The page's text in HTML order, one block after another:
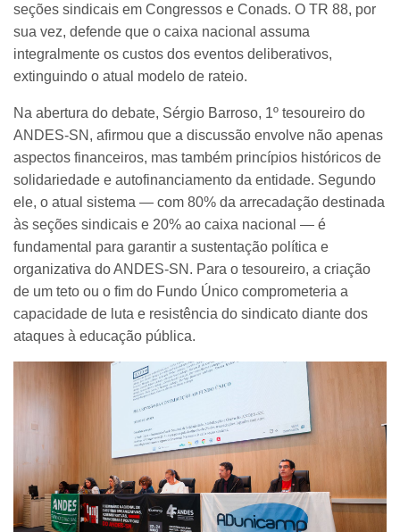
seções sindicais em Congressos e Conads. O TR 88, por
sua vez, defende que o caixa nacional assuma
integralmente os custos dos eventos deliberativos,
extinguindo o atual modelo de rateio.
Na abertura do debate, Sérgio Barroso, 1º tesoureiro do
ANDES-SN, afirmou que a discussão envolve não apenas
aspectos financeiros, mas também princípios históricos de
solidariedade e autofinanciamento da entidade. Segundo
ele, o atual sistema — com 80% da arrecadação destinada
às seções sindicais e 20% ao caixa nacional — é
fundamental para garantir a sustentação política e
organizativa do ANDES-SN. Para o tesoureiro, a criação
de um teto ou o fim do Fundo Único comprometeria a
capacidade de luta e resistência do sindicato diante dos
ataques à educação pública.